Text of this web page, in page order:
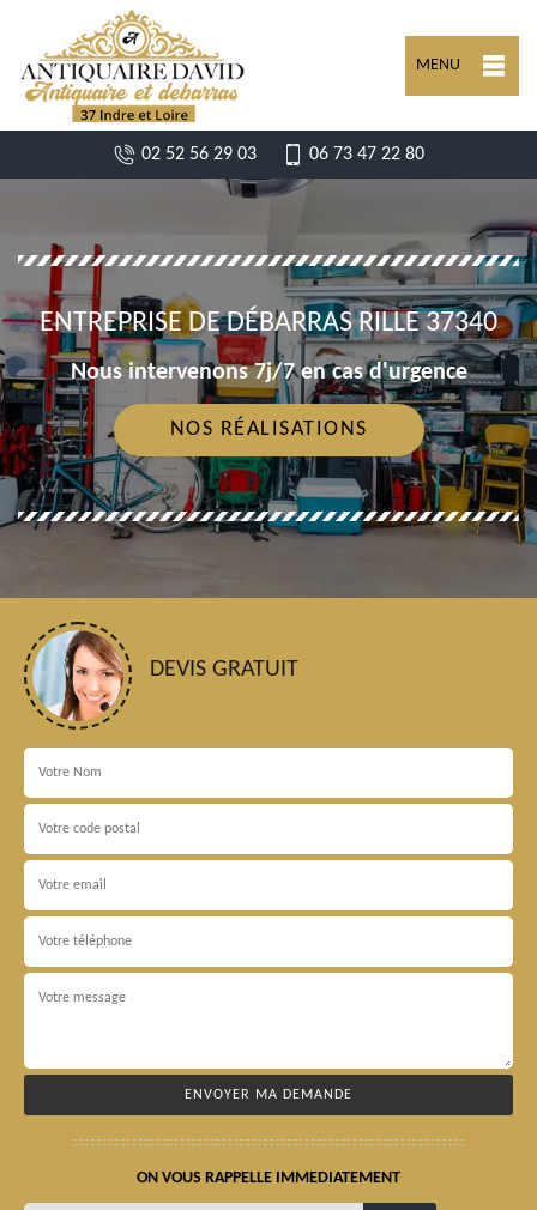
MENU
02 52 56 29 03 06 73 47 22 80
ENTREPRISE DE DÉBARRAS RILLE 37340
Nous intervenons 7j/7 en cas d'urgence
NOS RÉALISATIONS
DEVIS GRATUIT
ON VOUS RAPPELLE IMMEDIATEMENT